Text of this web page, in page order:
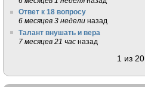
Ответ к 18 вопросу
6 месяцев 3 недели назад
Талант внушать и вера
7 месяцев 21 час назад
1 из 20